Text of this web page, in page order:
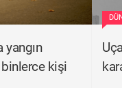
yangın
kişi